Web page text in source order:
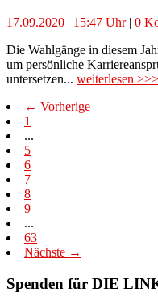
17.09.2020 | 15:47 Uhr| 0
Die Wahlgänge in diesem
um persönliche
untersetzen... weiterlesen >>>
← Vorherige
1
...
5
6
7
8
9
...
63
Nächste →
Spenden für DIE